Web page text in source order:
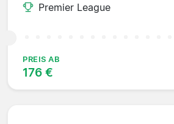
Premier League
PREIS AB
176 €